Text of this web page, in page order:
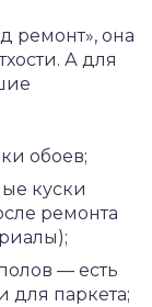
ремонт», она
А для
обоев;
куски
ремонта
— есть
для паркета;